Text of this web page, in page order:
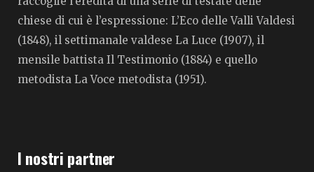
chiese di cui è l’espressione: L’Eco delle Valli Valdesi
(1848), il settimanale valdese La Luce (1907), il
mensile battista Il Testimonio (1884) e quello
metodista La Voce metodista (1951).
I nostri partner